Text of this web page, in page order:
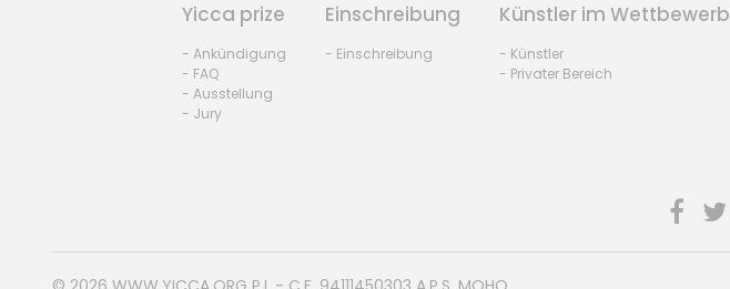
Yicca prize
- Ankündigung
- FAQ
- Ausstellung
- Jury
Einschreibung
- Einschreibung
Künstler im Wettbewerb
- Künstler
- Privater Bereich